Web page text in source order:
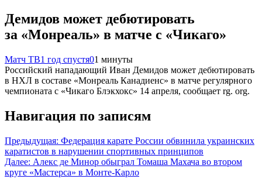
Демидов может дебютировать
за «Монреаль» в матче с «Чикаго»
Матч ТВ1 год спустя01 минуты
Российский нападающий Иван Демидов может дебютировать
в НХЛ в составе «Монреаль Канадиенс» в матче регулярного
чемпионата с «Чикаго Блэкхокс» 14 апреля, сообщает rg. org.
Навигация по записям
Предыдущая: Федерация карате России обвинила украинских
каратистов в нарушении спортивных принципов
Далее: Алекс де Минор обыграл Томаша Махача во втором
круге «Мастерса» в Монте-Карло